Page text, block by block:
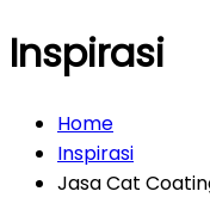
Inspirasi
Home
Inspirasi
Jasa Cat